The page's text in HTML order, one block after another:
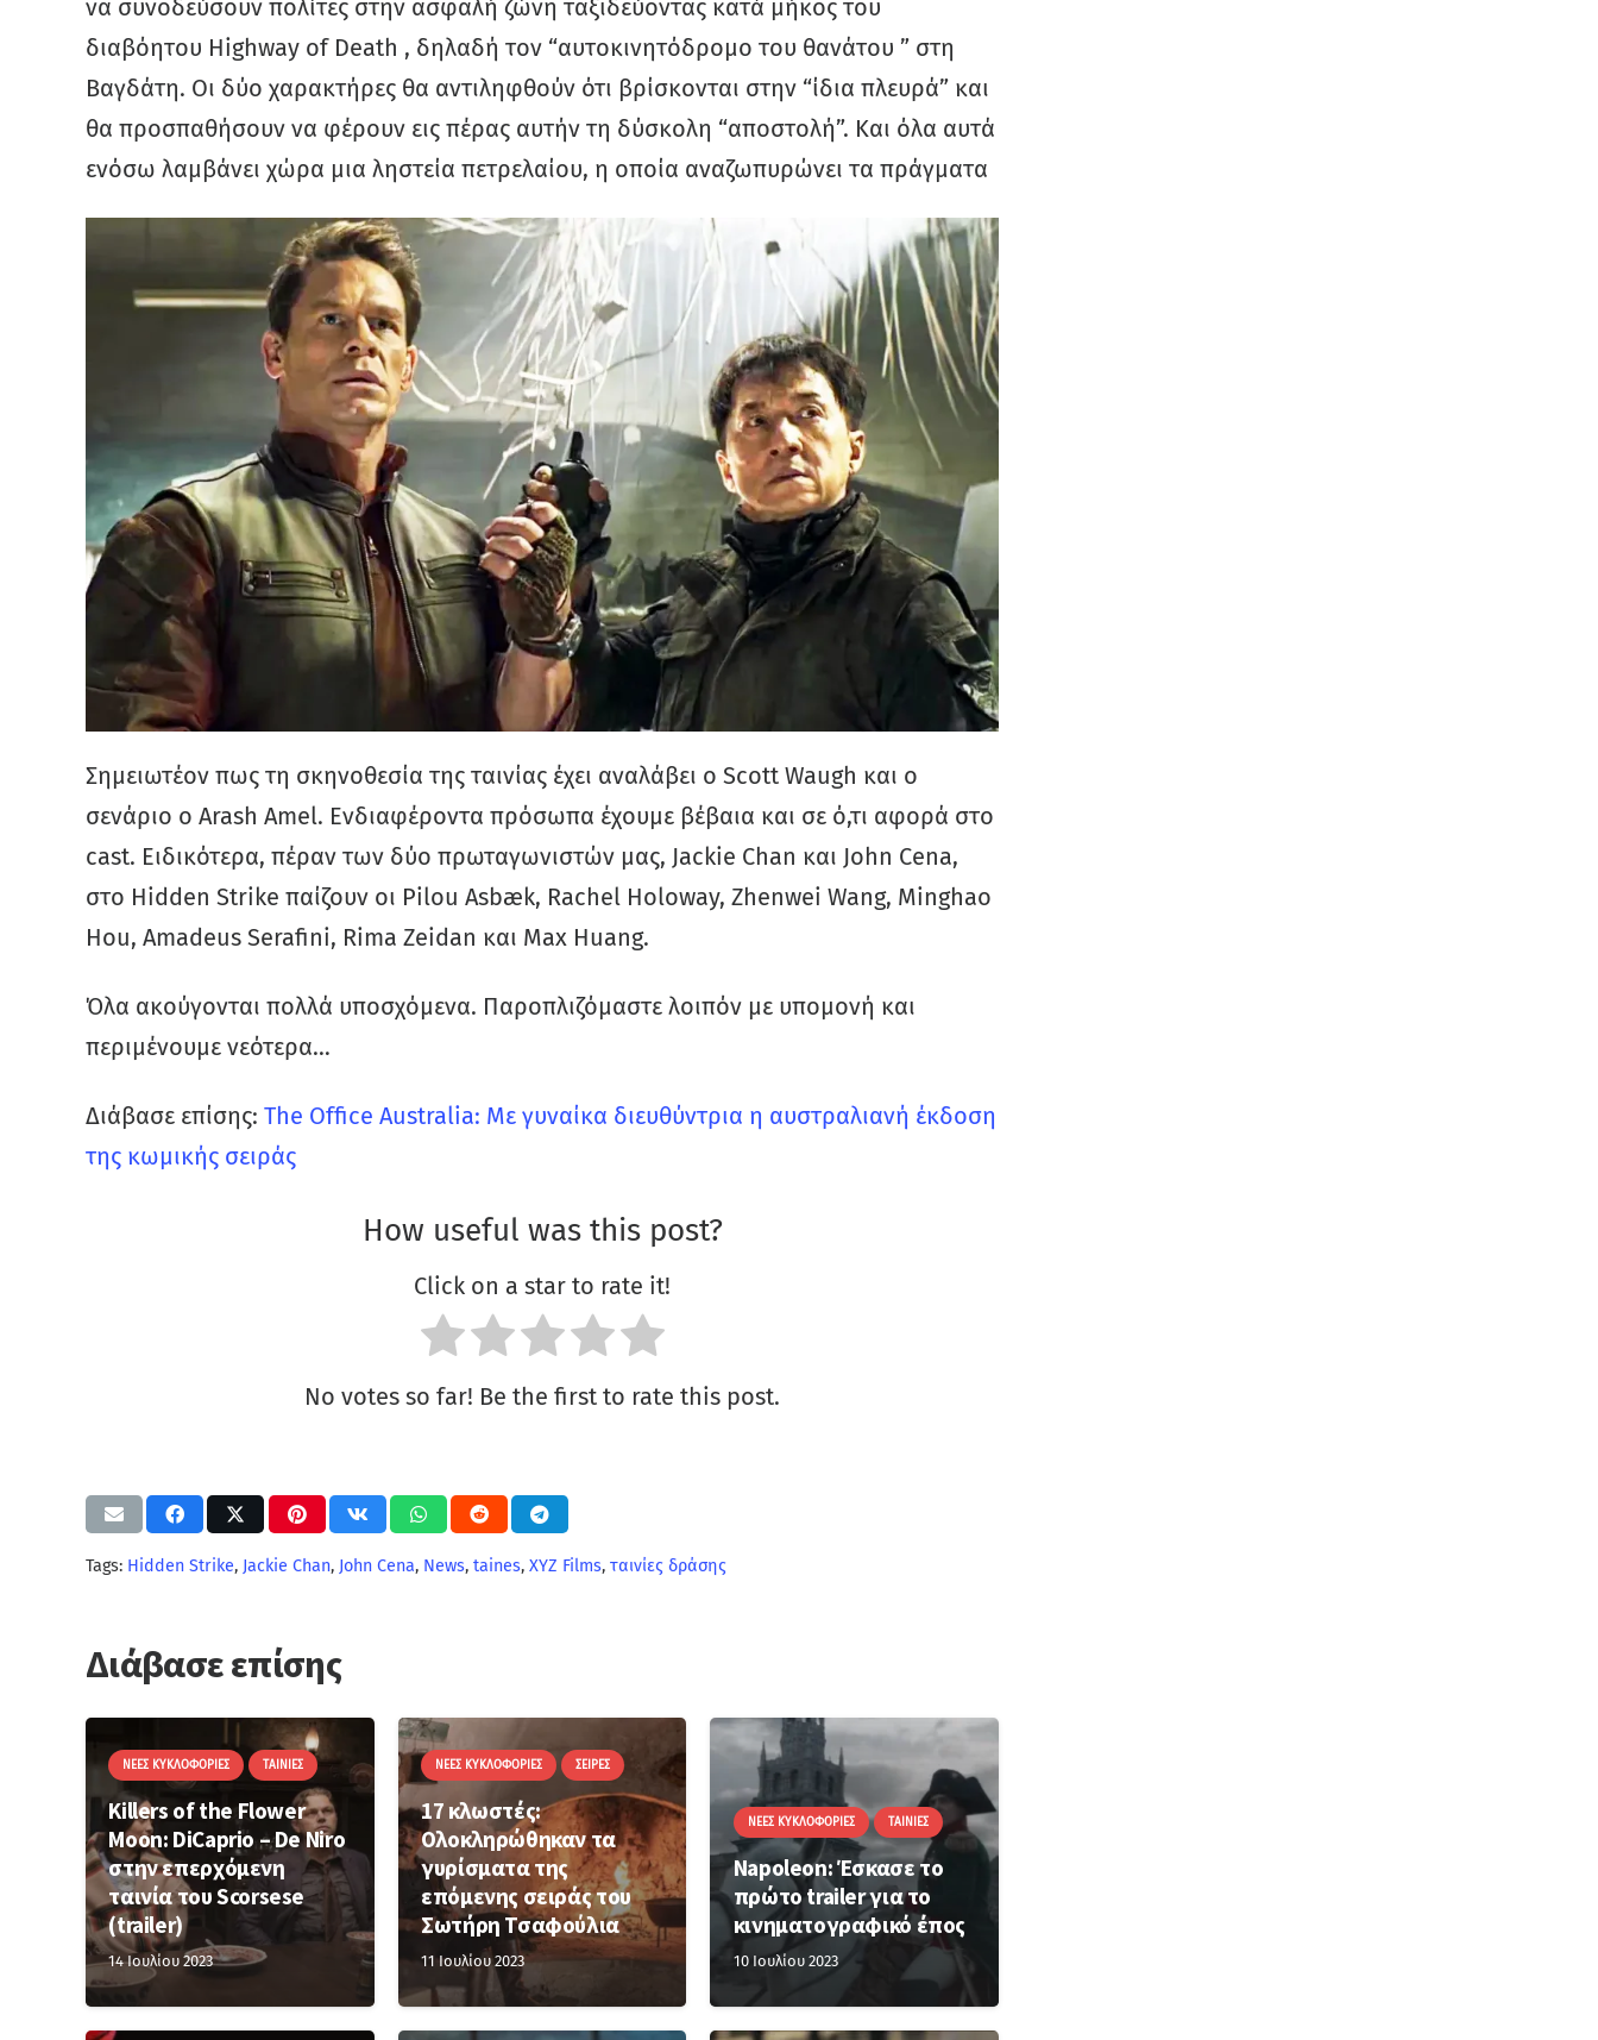
να συνοδεύσουν πολίτες στην ασφαλή ζώνη ταξιδεύοντας κατά μήκος του
διαβόητου Highway of Death , δηλαδή τον “αυτοκινητόδρομο του θανάτου ” στη
Βαγδάτη. Οι δύο χαρακτήρες θα αντιληφθούν ότι βρίσκονται στην “ίδια πλευρά” και
θα προσπαθήσουν να φέρουν εις πέρας αυτήν τη δύσκολη “αποστολή”. Και όλα αυτά
ενόσω λαμβάνει χώρα μια ληστεία πετρελαίου, η οποία αναζωπυρώνει τα πράγματα
Σημειωτέον πως τη σκηνοθεσία της ταινίας έχει αναλάβει ο Scott Waugh και ο
σενάριο ο Arash Amel. Ενδιαφέροντα πρόσωπα έχουμε βέβαια και σε ό,τι αφορά στο
cast. Ειδικότερα, πέραν των δύο πρωταγωνιστών μας, Jackie Chan και John Cena,
στο Hidden Strike παίζουν οι Pilou Asbæk, Rachel Holoway, Zhenwei Wang, Minghao
Hou, Amadeus Serafini, Rima Zeidan και Max Huang.
Όλα ακούγονται πολλά υποσχόμενα. Παροπλιζόμαστε λοιπόν με υπομονή και
περιμένουμε νεότερα…
Διάβασε επίσης: The Office Australia: Με γυναίκα διευθύντρια η αυστραλιανή έκδοση
της κωμικής σειράς
How useful was this post?
Click on a star to rate it!
No votes so far! Be the first to rate this post.
Tags: Hidden Strike, Jackie Chan, John Cena, News, taines, XYZ Films, ταινίες δράσης
Διάβασε επίσης
ΝΈΕΣ ΚΥΚΛΟΦΟΡΊΕΣ ΤΑΙΝΊΕΣ
Killers of the Flower
Moon: DiCaprio – De Niro
στην επερχόμενη
ταινία του Scorsese
(trailer)
14 Ιουλίου 2023
ΝΈΕΣ ΚΥΚΛΟΦΟΡΊΕΣ ΣΕΙΡΈΣ
17 κλωστές:
Ολοκληρώθηκαν τα
γυρίσματα της
επόμενης σειράς του
Σωτήρη Τσαφούλια
11 Ιουλίου 2023
ΝΈΕΣ ΚΥΚΛΟΦΟΡΊΕΣ ΤΑΙΝΊΕΣ
Napoleon: Έσκασε το
πρώτο trailer για το
κινηματογραφικό έπος
10 Ιουλίου 2023